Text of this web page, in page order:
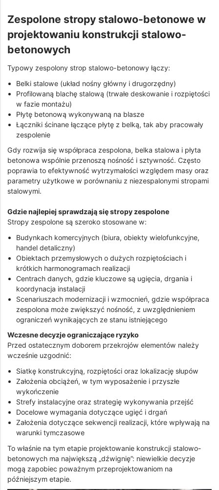
Zespolone stropy stalowo-betonowe w
projektowaniu konstrukcji stalowo-
betonowych
Typowy zespolony strop stalowo-betonowy łączy:
Belki stalowe (układ nośny główny i drugorzędny)
Profilowaną blachę stalową (trwałe deskowanie i rozpiętości
w fazie montażu)
Płytę betonową wykonywaną na blasze
Łączniki ścinane łączące płytę z belką, tak aby pracowały
zespolenie
Gdy rozwija się współpraca zespolona, belka stalowa i płyta
betonowa wspólnie przenoszą nośność i sztywność. Często
poprawia to efektywność wytrzymałości względem masy oraz
parametry użytkowe w porównaniu z niezespalonymi stropami
stalowymi.
Gdzie najlepiej sprawdzają się stropy zespolone
Stropy zespolone są szeroko stosowane w:
Budynkach komercyjnych (biura, obiekty wielofunkcyjne,
handel detaliczny)
Obiektach przemysłowych o dużych rozpiętościach i
krótkich harmonogramach realizacji
Centrach danych, gdzie kluczowe są ugięcia, drgania i
koordynacja instalacji
Scenariuszach modernizacji i wzmocnień, gdzie współpraca
zespolona może zwiększyć nośność, z uwzględnieniem
ograniczeń wynikających ze stanu istniejącego
Wczesne decyzje ograniczające ryzyko
Przed ostatecznym doborem przekrojów elementów należy
wcześnie uzgodnić:
Siatkę konstrukcyjną, rozpiętości oraz lokalizację słupów
Założenia obciążeń, w tym wyposażenie i przyszłe
wykończenie
Strefy instalacyjne oraz strategię wykonywania przejść
Docelowe wymagania dotyczące ugięć i drgań
Założenia dotyczące sekwencji realizacji, które wpływają na
warunki tymczasowe
To właśnie na tym etapie projektowanie konstrukcji stalowo-
betonowych ma największą „dźwignię”: niewielkie decyzje
mogą zapobiec poważnym przeprojektowaniom na
późniejszym etapie.